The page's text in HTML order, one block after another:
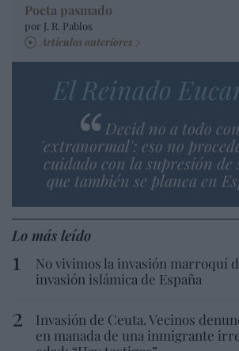
Poeta pasmado
por J. R. Pablos
Artículos anteriores
El Reinado
Decid no a todo
'extranormal': eso no
cuidado con la supresión
que también se planea en
Lo más leído
No vivimos la invasión marroquí
invasión islámica de España
Invasión de Ceuta. Vecinos
en manada de una inmigrante